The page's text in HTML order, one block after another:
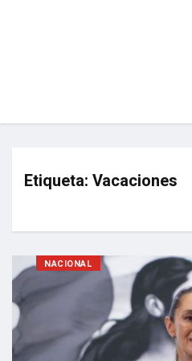
Etiqueta: Vacaciones
NACIONAL